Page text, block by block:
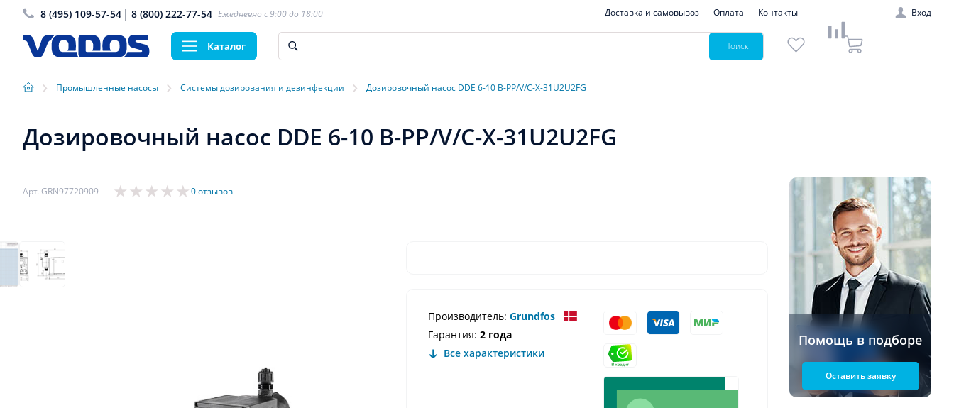
8 (495) 109-57-54 8 (800) 222-77-54 Ежедневно с 9:00 до 18:00 Доставка и самовывоз Оплата Контакты Вход
Каталог Поиск
› Промышленные насосы › Системы дозирования и дезинфекции › Дозировочный насос DDE 6-10 B-PP/V/C-X-31U2U2FG
Дозировочный насос DDE 6-10 B-PP/V/C-X-31U2U2FG
Арт. GRN97720909 0 отзывов
Производитель: Grundfos
Гарантия: 2 года
Все характеристики
Помощь в подборе
Оставить заявку